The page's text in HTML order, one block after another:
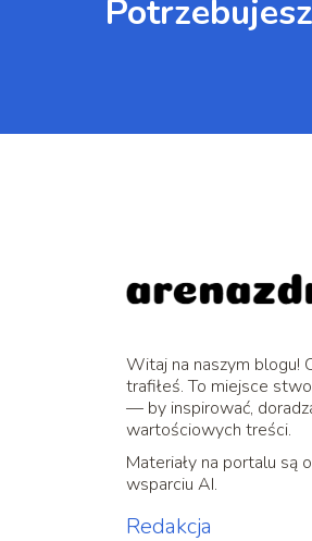
Witaj na naszym blogu!
trafiłeś. To miejsce
— by inspirować,
wartościowych treści.
Materiały na portalu są
wsparciu AI.
Redakcja